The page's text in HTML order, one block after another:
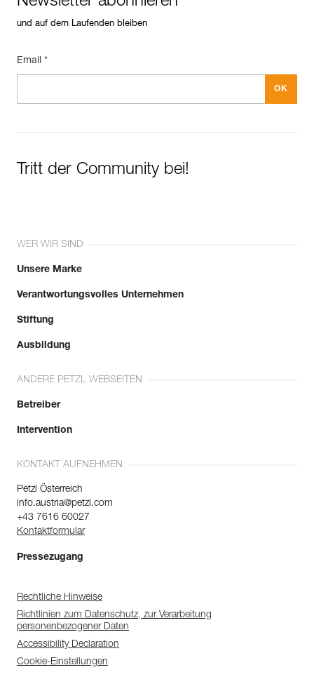
und auf dem Laufenden bleiben
Email *
Tritt der Community bei!
WER WIR SIND
Unsere Marke
Verantwortungsvolles Unternehmen
Stiftung
Ausbildung
ANDERE PETZL WEBSEITEN
Betreiber
Intervention
KONTAKT AUFNEHMEN
Petzl Österreich
info.austria@petzl.com
+43 7616 60027
Kontaktformular
Pressezugang
Rechtliche Hinweise
Richtlinien zum Datenschutz, zur Verarbeitung
personenbezogener Daten
Accessibility Declaration
Cookie-Einstellungen